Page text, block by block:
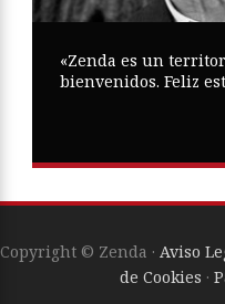
«Zenda es un
bienvenidos. Feliz
Copyright © Zenda · Aviso
de Cookies ·